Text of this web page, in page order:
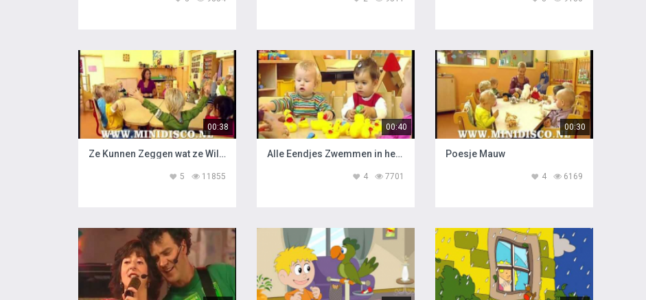
00:38
Ze Kunnen Zeggen wat ze Willen
11855
5
00:40
Alle Eendjes Zwemmen in het Water
7701
4
00:30
Poesje Mauw
6169
4